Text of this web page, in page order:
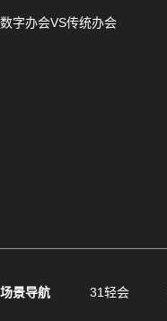
数字办会VS传统办会
场景导航 31轻会